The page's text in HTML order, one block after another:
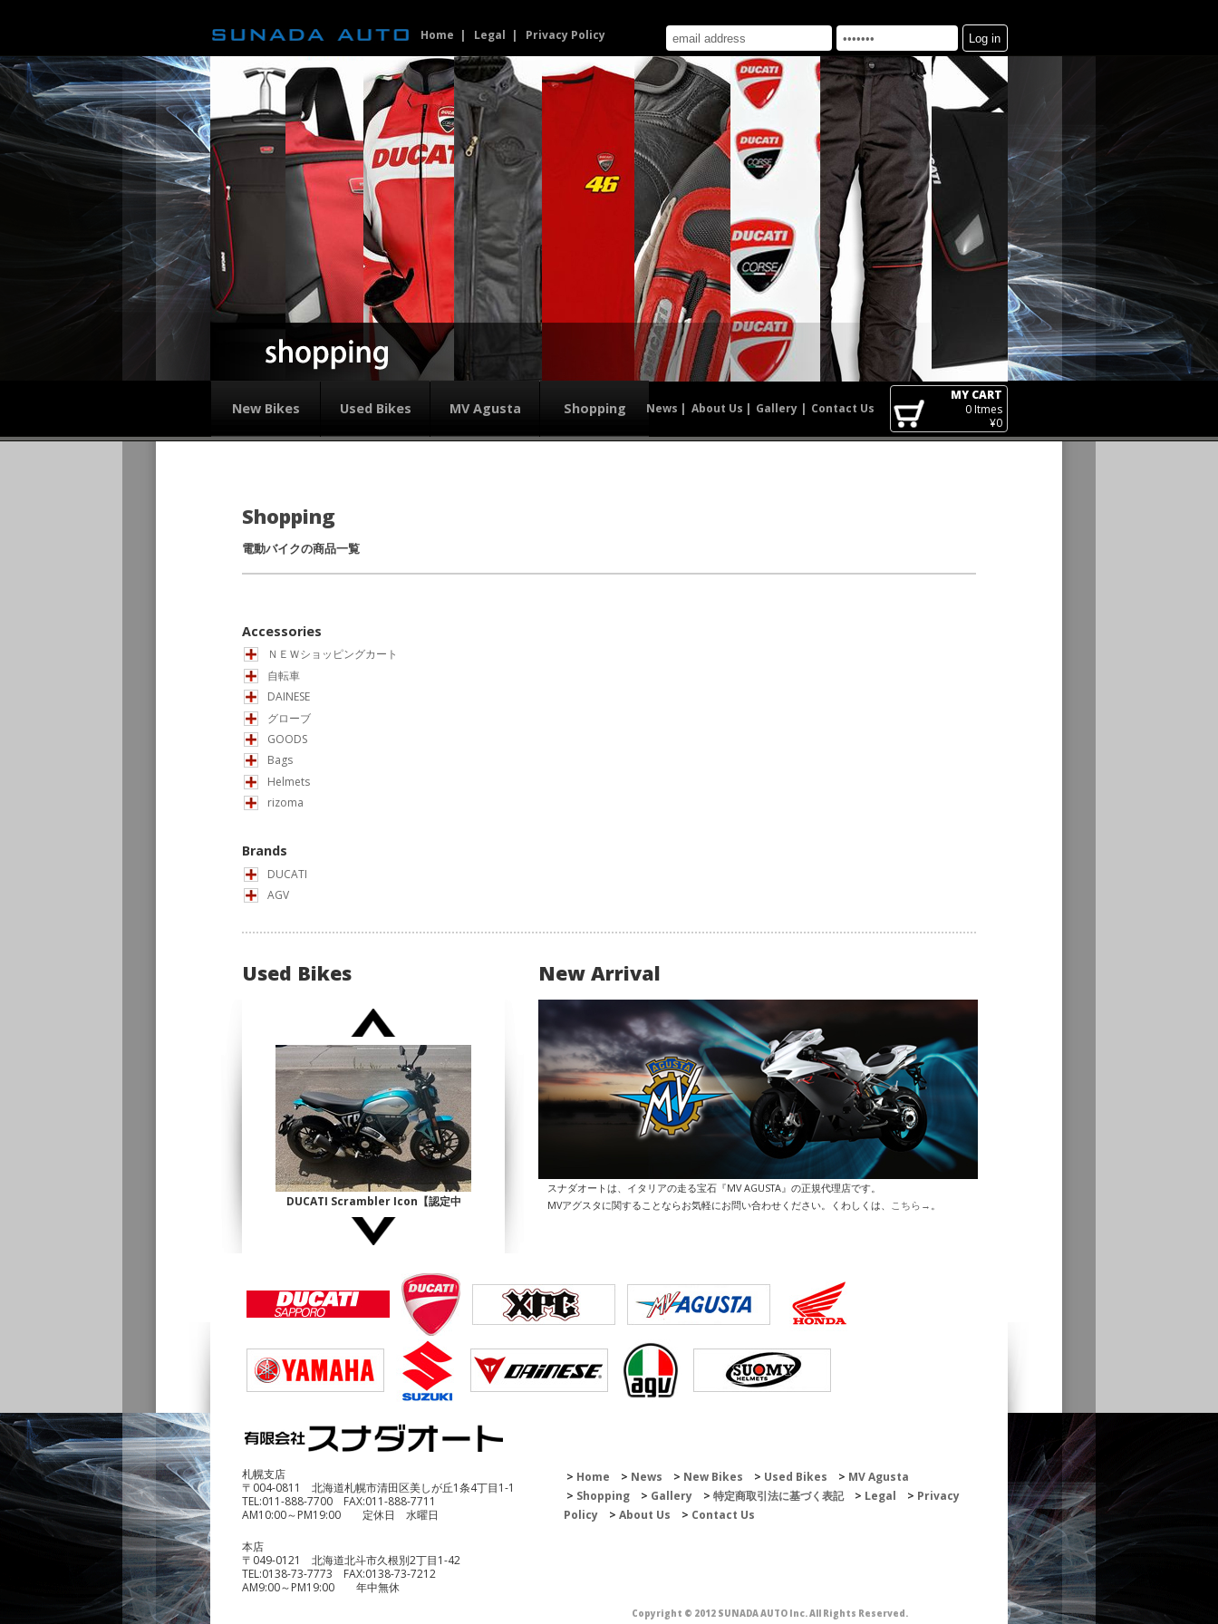
Home Legal Privacy Policy
New Bikes Used Bikes MV Agusta Shopping News About Us Gallery Contact Us
MY CART
0Itmes
¥0
Shopping
電動バイクの商品一覧
Accessories
ＮＥＷショッピングカート
自転車
DAINESE
グローブ
GOODS
Bags
Helmets
rizoma
Brands
DUCATI
AGV
Used Bikes
DUCATI Scrambler Icon【認定中
古】
¥1,140,000
¥690,000
New Arrival
スナダオートは、イタリアの走る宝石『MV AGUSTA』の正規代理店です。
MVアグスタに関することならお気軽にお問い合わせください。くわしくは、
こちら→
札幌支店
〒004-0811 北海道札幌市清田区美しが丘1条4丁目1-1
TEL:011-888-7700 FAX:011-888-7711
AM10:00～PM19:00 定休日 水曜日
本店
〒049-0121 北海道北斗市久根別2丁目1-42
TEL:0138-73-7773 FAX:0138-73-7212
AM9:00～PM19:00 年中無休
Home News New Bikes Used Bikes
MV Agusta
Shopping
Gallery 特定商取引法に基づく表記 Legal
Privacy
Policy
About Us Contact Us
Copyright © 2012 SUNADA AUTO Inc. All Rights Reserved.